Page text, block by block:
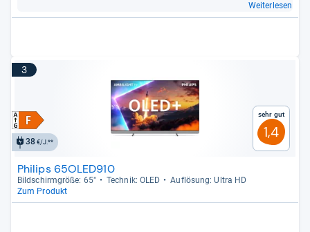
Weiterlesen
3
38€/J.**
Sehr gut
1,4
Philips 65OLED910
Bild­schirm­größe: 65" Tech­nik: OLED
Auf­lö­sung: Ultra HD
Zum Produkt